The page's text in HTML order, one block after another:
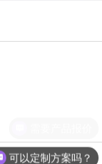
可以定制方案吗？